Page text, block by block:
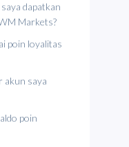
dapatkan
Markets?
poin loyalitas
akun saya
poin